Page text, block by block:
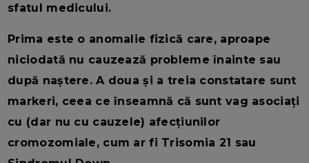
sfatul medicului.
Prima este o anomalie fizică care, aproape
niciodată nu cauzează probleme înainte sau
după naștere.A doua și a treia constatare sunt
markeri, ceea ce înseamnă că sunt vag asociați
cu (dar nu cu cauzele) afecțiunilor
cromozomiale, cum ar fi Trisomia 21 sau